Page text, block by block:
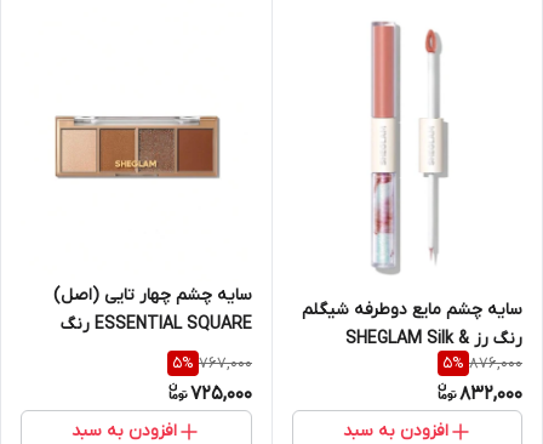
سایه چشم مایع دوطرفه شیگلم
رنگ رز SHEGLAM Silk &
Sparkle liquid eyeshadow
876,000
5%
832,000
افزودن به سبد
سایه چشم چهار تایی (اصل)
ESSENTIAL SQUARE رنگ
SHEGLAM
767,000
5%
725,000
افزودن به سبد